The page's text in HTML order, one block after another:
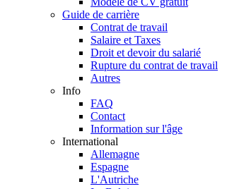
Guide de carrière
Contrat de travail
Salaire et Taxes
Droit et devoir du salarié
Rupture du contrat de travail
Autres
Info
FAQ
Contact
Information sur l'âge
International
Allemagne
Espagne
L'Autriche